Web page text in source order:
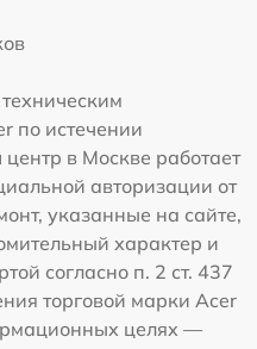
по истечении
в Москве работает
авторизации от
указанные на сайте,
характер и
согласно п. 2 ст. 437
торговой марки Acer
целях —